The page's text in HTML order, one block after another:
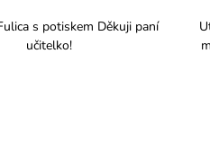
s potiskem Děkuji paní
učitelko!